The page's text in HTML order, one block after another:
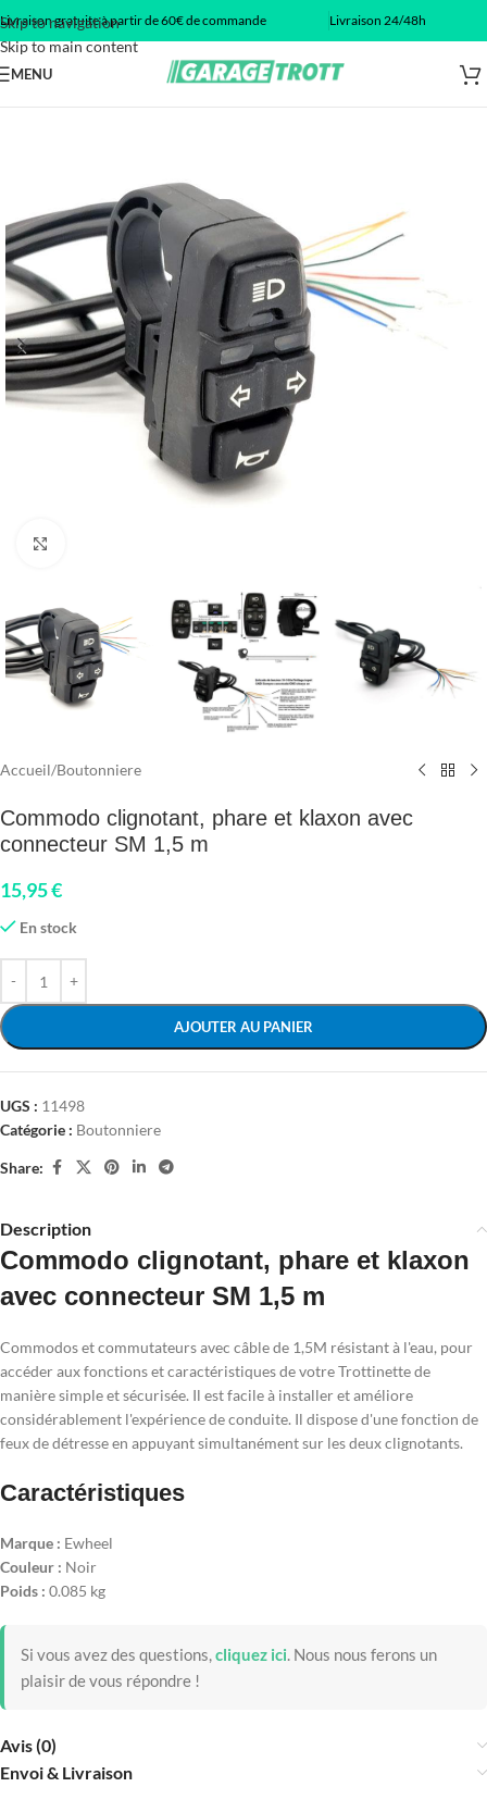
Skip to navigation
Skip to main content
Livraison gratuite à partir de 60€ de commande Livraison 24/48h
MENU
Accueil/Boutonniere
Commodo clignotant, phare et klaxon avec
connecteur SM 1,5 m
15,95€
En stock
AJOUTER AU PANIER
UGS : 11498
Catégorie : Boutonniere
Share:
Description
Commodo clignotant, phare et klaxon
avec connecteur SM 1,5 m
Commodos et commutateurs avec câble de 1,5M résistant à l'eau, pour
accéder aux fonctions et caractéristiques de votre Trottinette de
manière simple et sécurisée. Il est facile à installer et améliore
considérablement l'expérience de conduite. Il dispose d'une fonction de
feux de détresse en appuyant simultanément sur les deux clignotants.
Caractéristiques
Marque : Ewheel
Couleur : Noir
Poids : 0.085 kg
Si vous avez des questions,cliquez ici. Nous nous ferons un
plaisir de vous répondre !
Avis (0)
Envoi & Livraison